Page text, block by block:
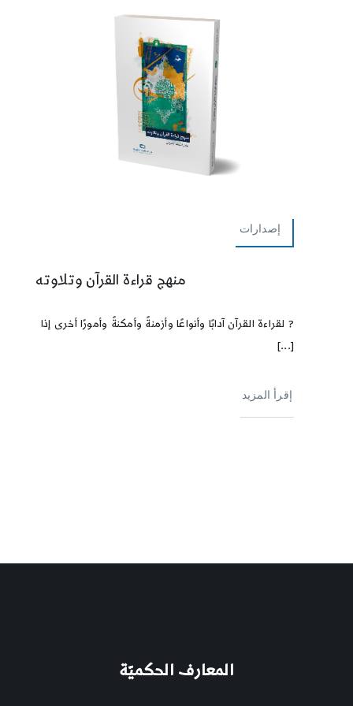
إصدارات
منهج قراءة القرآن وتلاوته
? لقراءة القرآن آدابًا وأنواعًا وأزمنةً وأمكنةً وأمورًا أخرى إذا
[...]
إقرأ المزيد
المعارف الحكميّة